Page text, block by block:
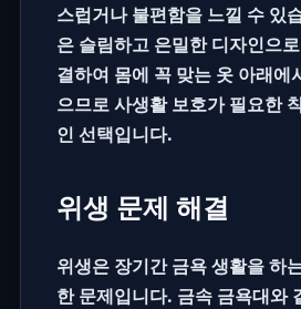
스럽거나 불편함을 느낄 수 있
은 슬림하고 은밀한 디자인으
결하여 몸에 꼭 맞는 옷 아래에
으므로 사생활 보호가 필요한
인 선택입니다.
위생 문제 해결
위생은 장기간 금욕 생활을 하
한 문제입니다. 금속 금욕대와